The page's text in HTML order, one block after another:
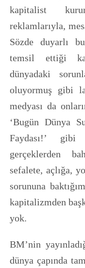
kapitalist
reklamlarıyla,
Sözde duyarlı
temsil ettiği
dünyadaki
oluyormuş gibi
medyası da
‘Bugün Dünya
Faydası!’
gerçeklerden
sefalete, açlığa,
sorununa
kapitalizmden
yok.
BM’nin
dünya çapında